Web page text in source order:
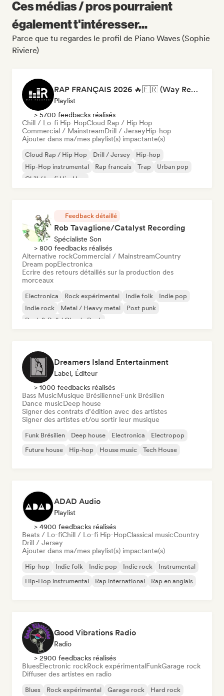
Ces médias / pros pourraient
également t'intéresser...
Parce que tu regardes le profil de Piano Waves (Sophie
Riviere)
RAP FRANÇAIS 2026 🔥🇫🇷 (Way Records)
Playlist
> 5700 feedbacks réalisés
Chill / Lo-fi Hip-HopCloud Rap / Hip Hop
Commercial / MainstreamDrill / JerseyHip-hop
Ajouter dans ma/mes playlist(s) impactante(s)
Cloud Rap / Hip Hop Drill / Jersey
Hip-hop
Hip-Hop instrumental
Rap francais Trap
Urban pop
Chill / Lo-fi Hip-Hop
Feedback détaillé
Rob Tavaglione/Catalyst Recording
Spécialiste Son
> 800 feedbacks réalisés
Alternative rockCommercial / MainstreamCountry
Dream popElectronica
Ecrire des retours détaillés sur la production des
morceaux
Electronica Rock expérimental Indie folk
Indie pop
Indie rock
Metal / Heavy metal
Post punk
Rock & Roll / Classic Rock
Dreamers Island Entertainment
Label, Éditeur
> 1000 feedbacks réalisés
Bass MusicMusique BrésilienneFunk Brésilien
Dance musicDeep house
Signer des contrats d’édition avec des artistes
Signer des artistes et/ou sortir leur musique
Funk Brésilien Deep house Electronica
Electropop
Future house
Hip-hop House music Tech House
ADAD Audio
Playlist
> 4900 feedbacks réalisés
Beats / Lo-fiChill / Lo-fi Hip-HopClassical musicCountry
Drill / Jersey
Ajouter dans ma/mes playlist(s) impactante(s)
Hip-hop Indie folk Indie pop Indie rock
Instrumental
Hip-Hop instrumental
Rap international Rap en anglais
Good Vibrations Radio
Radio
> 2900 feedbacks réalisés
BluesElectronic rockRock expérimentalFunkGarage rock
Diffuser des artistes en radio
Blues Rock expérimental Garage rock
Hard rock